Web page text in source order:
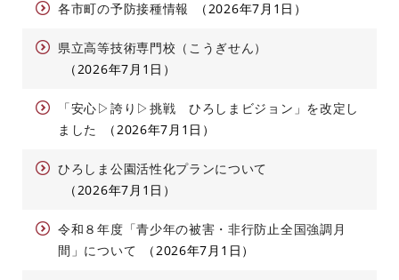
各市町の予防接種情報 2026年7月1日
県立高等技術専門校（こうぎせん）
2026年7月1日
「安心▷誇り▷挑戦 ひろしまビジョン」を改定し
ました
2026年7月1日
ひろしま公園活性化プランについて
2026年7月1日
令和８年度「青少年の被害・非行防止全国強調月
間」について
2026年7月1日